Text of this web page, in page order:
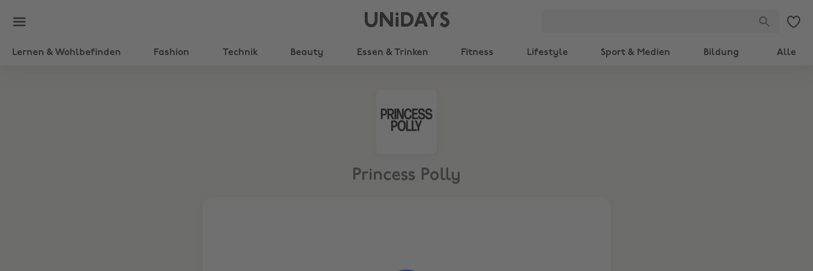
UNiDAYS
Lernen & Wohlbefinden Fashion Technik Beauty Essen & Trinken Fitness Lifestyle Sport & Medien Bildung Alle
Princess Polly